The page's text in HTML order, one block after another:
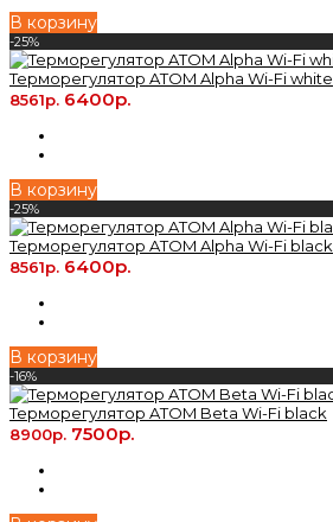
В корзину
-25%
Терморегулятор ATOM Alpha Wi-Fi white
8561р. 6400р.
В корзину
-25%
Терморегулятор ATOM Alpha Wi-Fi black
8561р. 6400р.
В корзину
-16%
Терморегулятор ATOM Beta Wi-Fi black
8900р. 7500р.